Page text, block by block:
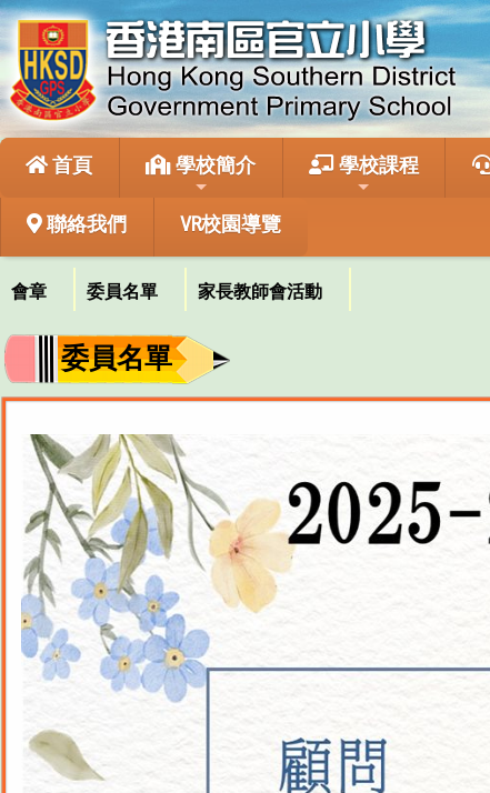
首頁 學校簡介 學校課程
聯絡我們 VR校園導覽
會章 委員名單 家長教師會活動
委員名單